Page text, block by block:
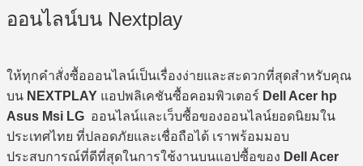
ออนไลน์บน Nextplay
ให้ทุกคำสั่งซื้อออนไลน์เป็นเรื่องง่ายและสะดวกที่สุดสำหรับคุณ
บน NEXTPLAY แอปพลิเคชันซื้อคอมพิวเตอร์ Dell Acer hp
Asus Msi LG ออนไลน์และเว็บซื้อของออนไลน์ยอดนิยมใน
ประเทศไทย ที่ปลอดภัยและเชื่อถือได้ เราพร้อมมอบ
ประสบการณ์ที่ดีที่สุดในการใช้งานบนแอปซื้อของ Dell Acer